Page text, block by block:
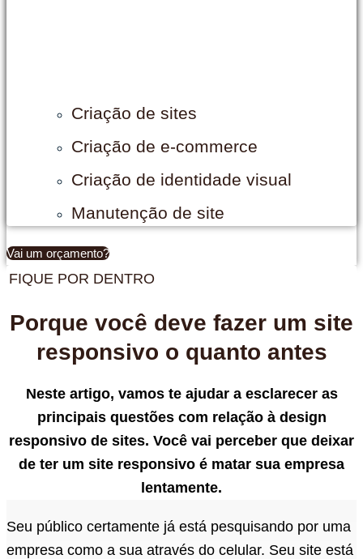
Criação de sites
Criação de e-commerce
Criação de identidade visual
Manutenção de site
Vai um orçamento?
FIQUE POR DENTRO
Porque você deve fazer um site
responsivo o quanto antes
Neste artigo, vamos te ajudar a esclarecer as
principais questões com relação à design
responsivo de sites. Você vai perceber que deixar
de ter um site responsivo é matar sua empresa
lentamente.
Seu público certamente já está pesquisando por uma
empresa como a sua através do celular. Seu site está